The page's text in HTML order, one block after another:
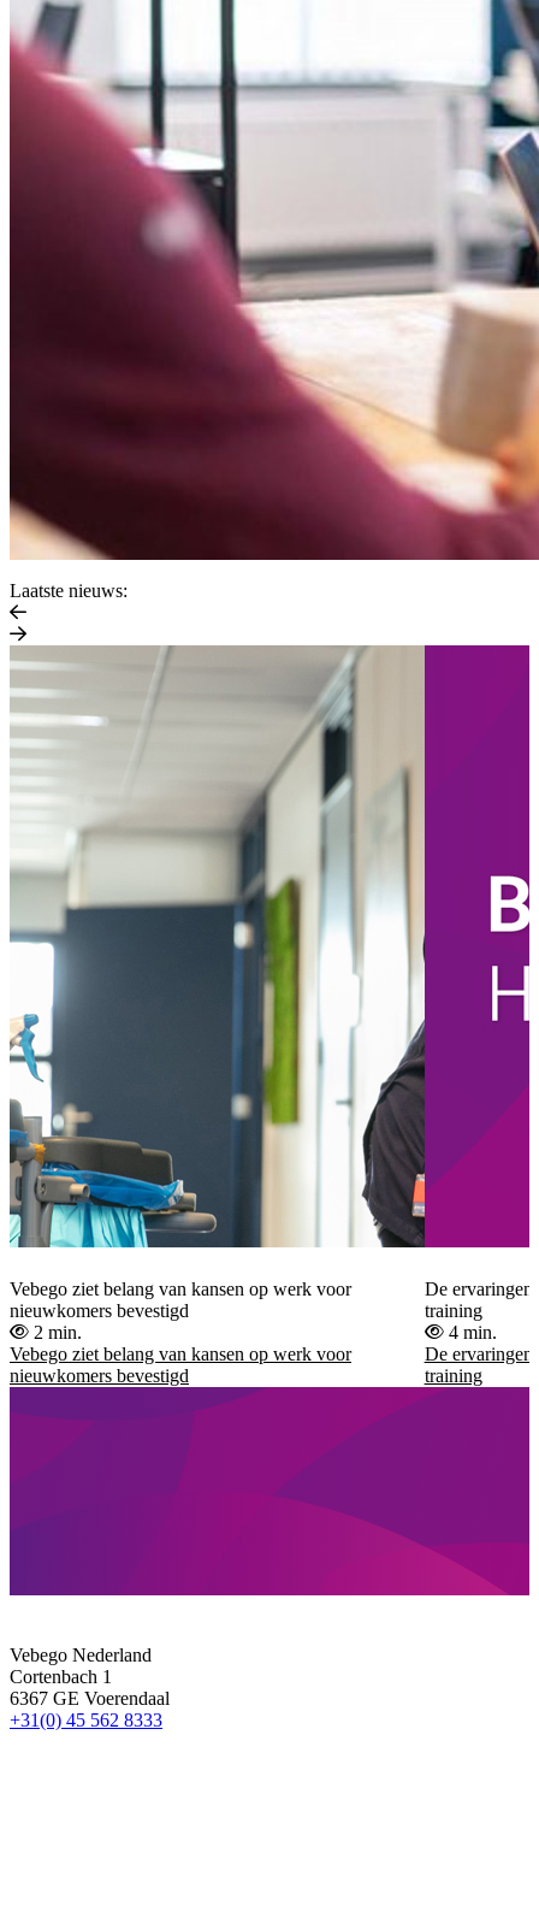
Laatste nieuws:
Vebego ziet belang van kansen op werk voor
nieuwkomers bevestigd
2 min.
Vebego ziet belang van kansen op werk voor
nieuwkomers bevestigd
De ervaringen
training
4 min.
De ervaringen
training
Vebego Nederland
Cortenbach 1
6367 GE Voerendaal
+31(0) 45 562 8333